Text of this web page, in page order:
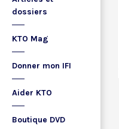
dossiers
KTO Mag
Donner mon IFI
Aider KTO
Boutique DVD